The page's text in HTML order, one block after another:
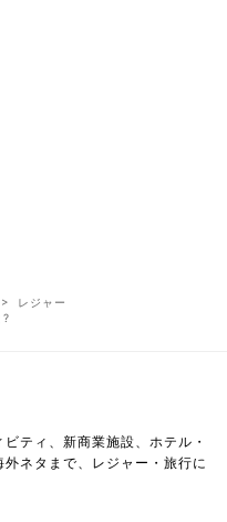
レジャー
?
ティ、新商業施設、ホテル・
ネタまで、レジャー・旅行に